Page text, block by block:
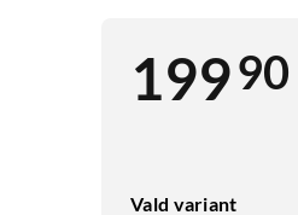
19990
Vald variant